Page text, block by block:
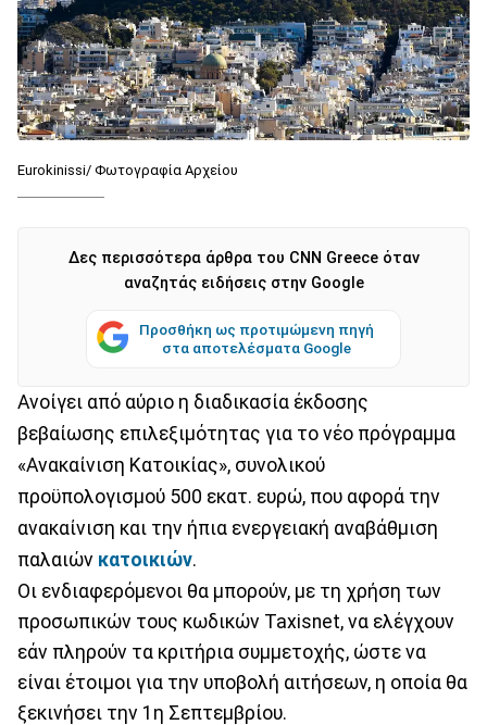
Eurokinissi/ Φωτογραφία Αρχείου
Δες περισσότερα άρθρα του CNN Greece όταν
αναζητάς ειδήσεις στην Google
Προσθήκη ως προτιμώμενη πηγή
στα αποτελέσματα Google
Ανοίγει από αύριο η διαδικασία έκδοσης
βεβαίωσης επιλεξιμότητας για το νέο πρόγραμμα
«Ανακαίνιση Κατοικίας», συνολικού
προϋπολογισμού 500 εκατ. ευρώ, που αφορά την
ανακαίνιση και την ήπια ενεργειακή αναβάθμιση
παλαιών κατοικιών.
Οι ενδιαφερόμενοι θα μπορούν, με τη χρήση των
προσωπικών τους κωδικών Taxisnet, να ελέγχουν
εάν πληρούν τα κριτήρια συμμετοχής, ώστε να
είναι έτοιμοι για την υποβολή αιτήσεων, η οποία θα
ξεκινήσει την 1η Σεπτεμβρίου.